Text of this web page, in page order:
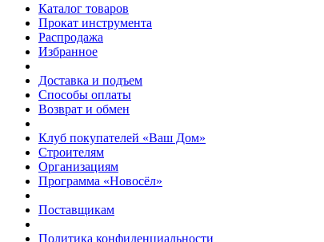
Каталог товаров
Прокат инструмента
Распродажа
Избранное
Доставка и подъем
Способы оплаты
Возврат и обмен
Клуб покупателей «Ваш Дом»
Строителям
Организациям
Программа «Новосёл»
Поставщикам
Политика конфиденциальности